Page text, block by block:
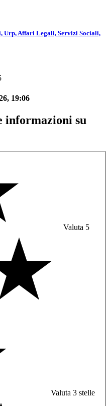
Urp, Affari Legali, Servizi Sociali,
19:06
informazioni su
Valuta 5
Valuta 3 stelle